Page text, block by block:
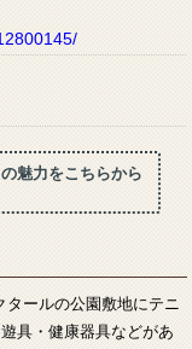
魅力をこちらから
ールの公園敷地にテニ
具・健康器具などがあ